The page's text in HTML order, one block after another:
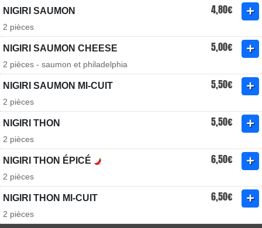
NIGIRI SAUMON 4,80€
2 pièces
NIGIRI SAUMON CHEESE 5,00€
2 pièces - saumon et philadelphia
NIGIRI SAUMON MI-CUIT 5,50€
2 pièces
NIGIRI THON 5,50€
2 pièces
NIGIRI THON ÉPICÉ 6,50€
2 pièces
NIGIRI THON MI-CUIT 6,50€
2 pièces